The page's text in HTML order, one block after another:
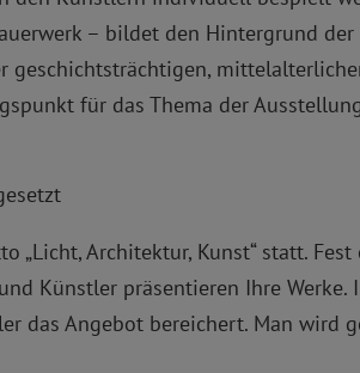
– bildet den Hintergrund
geschichtsträchtigen,
für das Thema der
„Licht, Architektur, Kunst“ statt.
Künstler präsentieren Ihre
das Angebot bereichert. Man wird